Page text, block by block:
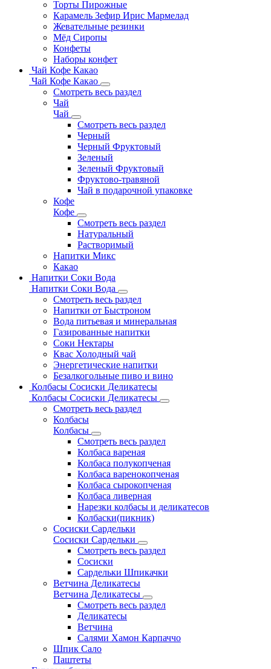
Торты Пирожные
Карамель Зефир Ирис Мармелад
Жевательные резинки
Мёд Сиропы
Конфеты
Наборы конфет
Чай Кофе Какао
Чай Кофе Какао
Смотреть весь раздел
Чай
Чай
Смотреть весь раздел
Черный
Черный Фруктовый
Зеленый
Зеленый Фруктовый
Фруктово-травяной
Чай в подарочной упаковке
Кофе
Кофе
Смотреть весь раздел
Натуральный
Растворимый
Напитки Микс
Какао
Напитки Соки Вода
Напитки Соки Вода
Смотреть весь раздел
Напитки от Быстроном
Вода питьевая и минеральная
Газированные напитки
Соки Нектары
Квас Холодный чай
Энергетические напитки
Безалкогольные пиво и вино
Колбасы Сосиски Деликатесы
Колбасы Сосиски Деликатесы
Смотреть весь раздел
Колбасы
Колбасы
Смотреть весь раздел
Колбаса вареная
Колбаса полукопченая
Колбаса варенокопченая
Колбаса сырокопченая
Колбаса ливерная
Нарезки колбасы и деликатесов
Колбаски(пикник)
Сосиски Сардельки
Сосиски Сардельки
Смотреть весь раздел
Сосиски
Сардельки Шпикачки
Ветчина Деликатесы
Ветчина Деликатесы
Смотреть весь раздел
Деликатесы
Ветчина
Салями Хамон Карпаччо
Шпик Сало
Паштеты